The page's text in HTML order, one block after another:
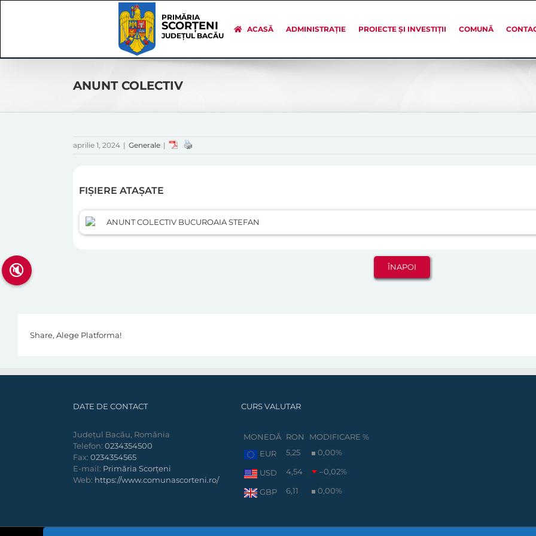
PRIMĂRIA
SCORȚENI
JUDEȚUL BACĂU
ACASĂ ADMINISTRAȚIE PROIECTE ȘI INVESTIȚII COMUNĂ
ANUNT COLECTIV
aprilie 1, 2024 | Generale |
FIȘIERE ATAȘATE
ANUNT COLECTIV BUCUROAIA STEFAN
Share, Alege Platforma!
DATE DE CONTACT
Județul Bacău, România
Telefon: 0234354500
Fax: 0234354565
E-mail: Primăria Scorțeni
Web: https://www.comunascorteni.ro/
CURS VALUTAR
MONEDĂ RON
MODIFICARE %
EUR
5,25 0,00%
USD 4,54 –0,02%
GBP 6,11 0,00%
🔇